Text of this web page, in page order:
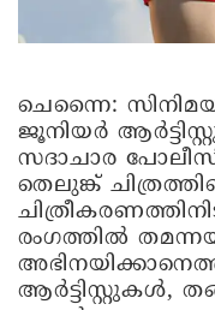
ചെന്നൈ:
ജൂനിയർ
സദാചാര
തെലുങ്ക്
രംഗത്തിൽ
ആർട്ടിസ്റ്റുകൾ,